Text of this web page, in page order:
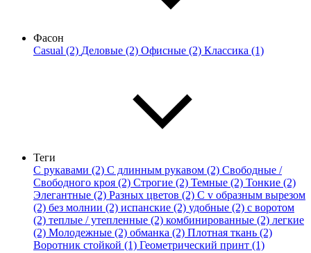
Фасон
Casual (2) Деловые (2) Офисные (2) Классика (1)
Теги
С рукавами (2) С длинным рукавом (2) Свободные /
Свободного кроя (2) Строгие (2) Темные (2) Тонкие (2)
Элегантные (2) Разных цветов (2) С v образным вырезом
(2) без молнии (2) испанские (2) удобные (2) с воротом
(2) теплые / утепленные (2) комбинированные (2) легкие
(2) Молодежные (2) обманка (2) Плотная ткань (2)
Воротник стойкой (1) Геометрический принт (1)